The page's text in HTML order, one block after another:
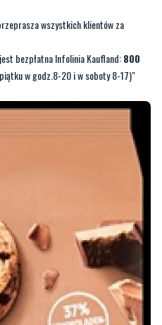
i wycofała produkt ze
wszystkich sklepach Kaufland,
zwrot pieniędzy
wszystkich klientów za
bezpłatna Infolinia Kaufland:800
w godz.8-20 i w soboty 8-17)"